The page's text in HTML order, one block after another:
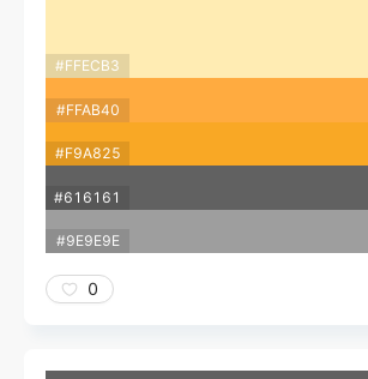
#FFECB3
#FFAB40
#F9A825
#616161
#9E9E9E
0